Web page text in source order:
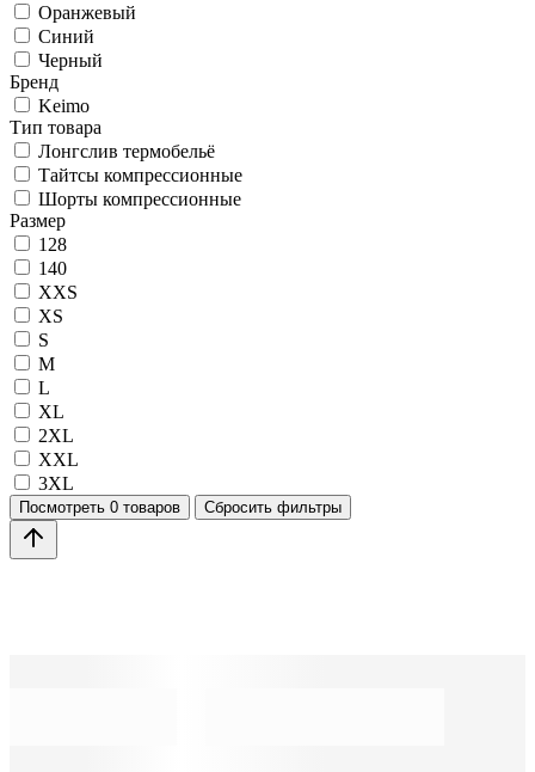
Оранжевый
Синий
Черный
Бренд
Keimo
Тип товара
Лонгслив термобельё
Тайтсы компрессионные
Шорты компрессионные
Размер
128
140
XXS
XS
S
M
L
XL
2XL
XXL
3XL
Посмотреть 0 товаров Сбросить фильтры